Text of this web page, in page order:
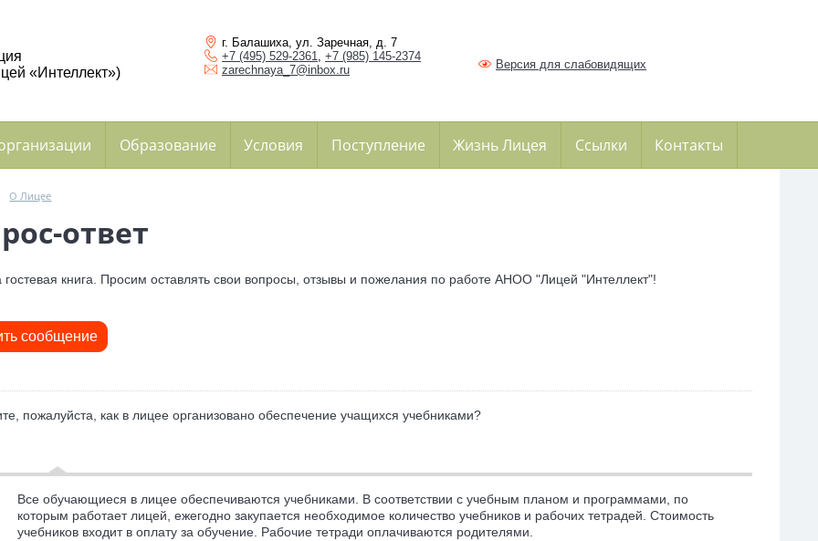
«Интеллект»)
г. Балашиха, ул. Заречная, д. 7
+7 (495) 529-2361
+7 (985) 145-2374
zarechnaya_7@inbox.ru
Версия для слабовидящих
Образование Условия Поступление Жизнь Лицея Ссылки Контакты
О Лицее
ответ
книга. Просим оставлять свои вопросы, отзывы и пожелания по работе АНОО "Лицей "Интеллект"!
сообщение
пожалуйста, как в лицее организовано обеспечение учащихся учебниками?
Все обучающиеся в лицее обеспечиваются учебниками. В соответствии с учебным планом и программами, по
которым работает лицей, ежегодно закупается необходимое количество учебников и рабочих тетрадей. Стоимость
учебников входит в оплату за обучение. Рабочие тетради оплачиваются родителями.